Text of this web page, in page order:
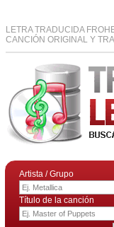
LETRA TRADUCIDA
CANCIÓN ORIGINAL Y
Artista / Grupo
Título de la canción